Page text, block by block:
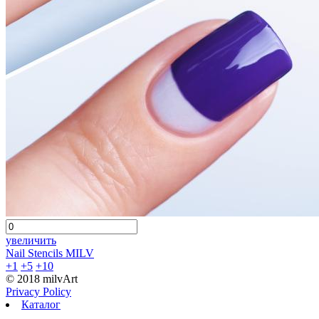
увеличить
Nail Stencils MILV
+1 +5 +10
© 2018 milvArt
Privacy Policy
Каталог